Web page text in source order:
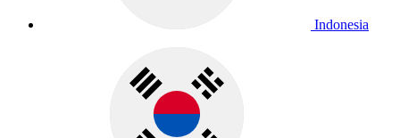
Indonesia